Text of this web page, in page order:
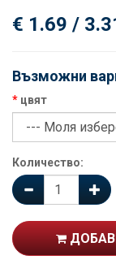
€ 1.69 /
Възможни
цвят
Количество: